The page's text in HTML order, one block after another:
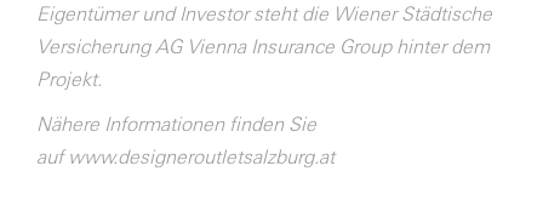
Eigentümer und Investor steht die Wiener Städtische
Versicherung AG Vienna Insurance Group hinter dem
Projekt.
Nähere Informationen finden Sie
aufwww.designeroutletsalzburg.at